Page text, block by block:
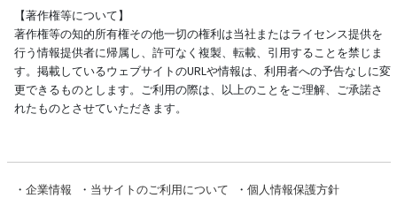
【著作権等について】
著作権等の知的所有権その他一切の権利は当社またはライセンス提供を
行う情報提供者に帰属し、許可なく複製、転載、引用することを禁じま
す。掲載しているウェブサイトのURLや情報は、利用者への予告なしに変
更できるものとします。ご利用の際は、以上のことをご理解、ご承諾さ
れたものとさせていただきます。
・ 企業情報 ・ 当サイトのご利用について ・ 個人情報保護方針